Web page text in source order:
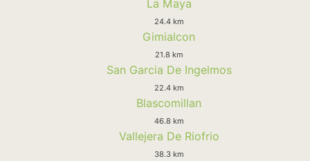
La Maya
24.4 km
Gimialcon
21.8 km
San Garcia De Ingelmos
22.4 km
Blascomillan
46.8 km
Vallejera De Riofrio
38.3 km